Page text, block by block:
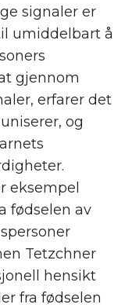
signaler er
umiddelbart å
gjennom
erfarer det
og
eksempel
fødselen av
Tetzchner
hensikt
fra fødselen